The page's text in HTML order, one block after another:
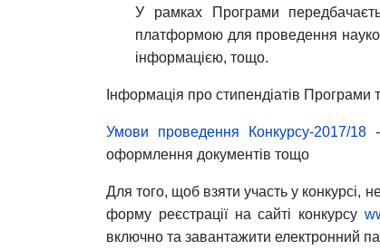
У рамках Програми
платформою для проведення
інформацією, тощо.
Інформація про стипендіатів Програми
Умови проведення Конкурсу-2017/18
оформлення документів тощо
Для того, щоб взяти участь у конкурсі,
форму реєстрації на сайті конкурсу
включно та завантажити електронний